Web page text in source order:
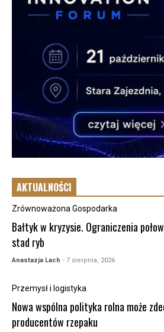
AKTUALNOŚCI
Zrównoważona Gospodarka
Bałtyk w kryzysie. Ograniczenia
stad ryb
Anastazja Lach - 7 sierpnia, 2026
Przemysł i logistyka
Nowa wspólna polityka rolna może
producentów rzepaku